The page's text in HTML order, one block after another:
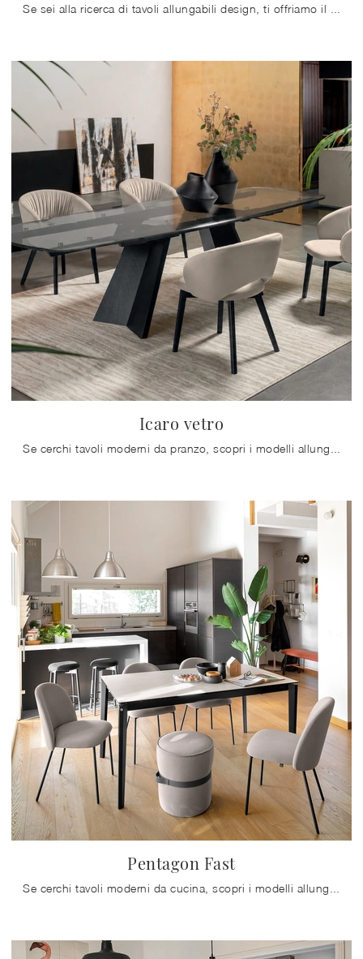
Icaro vetro
Pentagon Fast